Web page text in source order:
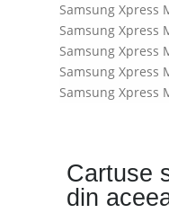
Samsung Xpress
Samsung Xpress
Samsung Xpress
Samsung Xpress
Samsung Xpress
Cartuse
din